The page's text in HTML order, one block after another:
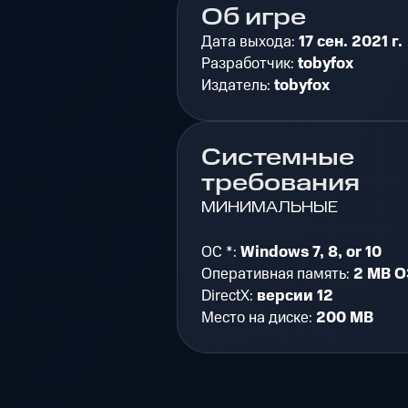
Об игре
Дата выхода: 17 сен. 2021 г.
Разработчик: tobyfox
Издатель: tobyfox
Системные
требования
МИНИМАЛЬНЫЕ
ОС *: Windows 7, 8, or 10
Оперативная память: 2 MB
DirectX: версии 12
Место на диске: 200 MB